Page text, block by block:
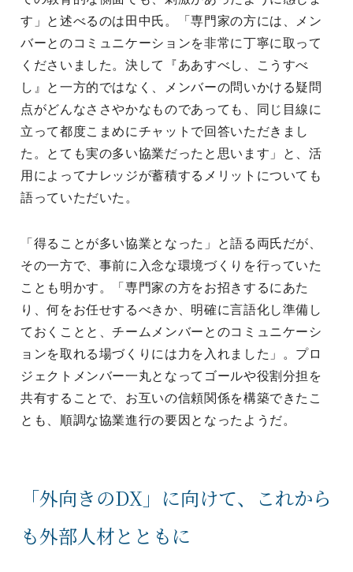
す」と述べるのは田中氏。「専門家の方には、メン
バーとのコミュニケーションを非常に丁寧に取って
くださいました。決して『ああすべし、こうすべ
し』と一方的ではなく、メンバーの問いかける疑問
点がどんなささやかなものであっても、同じ目線に
立って都度こまめにチャットで回答いただきまし
た。とても実の多い協業だったと思います」と、活
用によってナレッジが蓄積するメリットについても
語っていただいた。
「得ることが多い協業となった」と語る両氏だが、
その一方で、事前に入念な環境づくりを行っていた
ことも明かす。「専門家の方をお招きするにあた
り、何をお任せするべきか、明確に言語化し準備し
ておくことと、チームメンバーとのコミュニケーシ
ョンを取れる場づくりには力を入れました」。プロ
ジェクトメンバー一丸となってゴールや役割分担を
共有することで、お互いの信頼関係を構築できたこ
とも、順調な協業進行の要因となったようだ。
「外向きのDX」に向けて、これから
も外部人材とともに